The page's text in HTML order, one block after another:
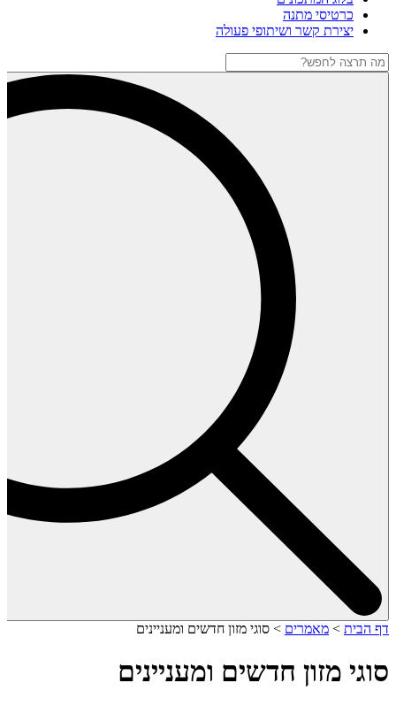
כרטיסי מתנה
יצירת קשר ושיתופי פעולה
דף הבית > מאמרים > סוגי מזון חדשים ומעניינים
סוגי מזון חדשים ומעניינים